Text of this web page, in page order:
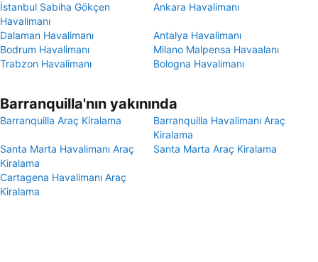
İstanbul Sabiha Gökçen
Havalimanı
Ankara Havalimanı
Dalaman Havalimanı
Antalya Havalimanı
Bodrum Havalimanı
Milano Malpensa Havaalanı
Trabzon Havalimanı
Bologna Havalimanı
Barranquilla'nın yakınında
Barranquilla Araç Kiralama
Barranquilla Havalimanı Araç
Kiralama
Santa Marta Havalimanı Araç
Kiralama
Santa Marta Araç Kiralama
Cartagena Havalimanı Araç
Kiralama